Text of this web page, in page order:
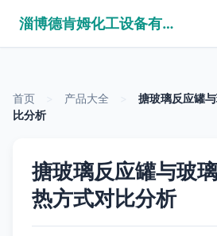
淄博德肯姆化工设备有限公司
首页 产品大全
搪玻璃反应罐
比分析
搪玻璃反应罐与玻
热方式对比分析